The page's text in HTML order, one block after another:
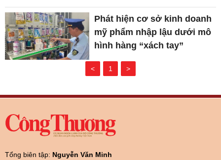
Phát hiện cơ sở kinh doanh
mỹ phẩm nhập lậu dưới mô
hình hàng “xách tay”
< 1 >
Tổng biên tập: Nguyễn Văn Minh